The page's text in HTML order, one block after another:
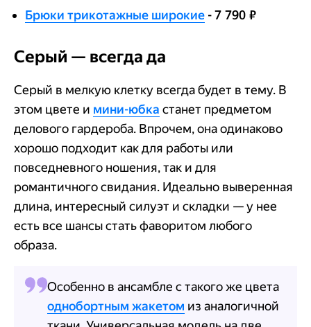
Брюки трикотажные широкие - 7 790 ₽
Серый — всегда да
Серый в мелкую клетку всегда будет в тему. В
этом цвете и мини-юбка станет предметом
делового гардероба. Впрочем, она одинаково
хорошо подходит как для работы или
повседневного ношения, так и для
романтичного свидания. Идеально выверенная
длина, интересный силуэт и складки — у нее
есть все шансы стать фаворитом любого
образа.
Особенно в ансамбле с такого же цвета
однобортным жакетом из аналогичной